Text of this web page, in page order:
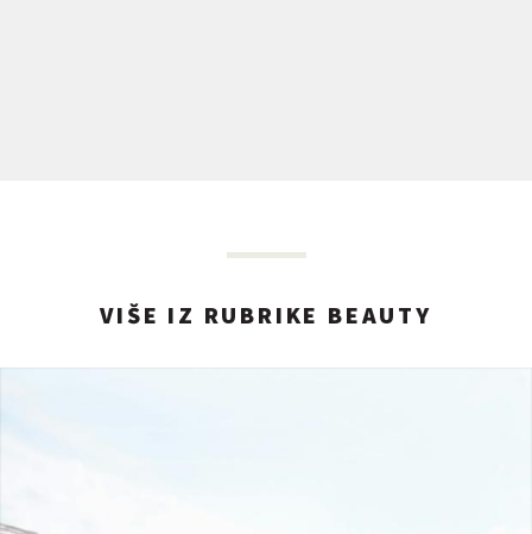
VIŠE IZ RUBRIKE BEAUTY